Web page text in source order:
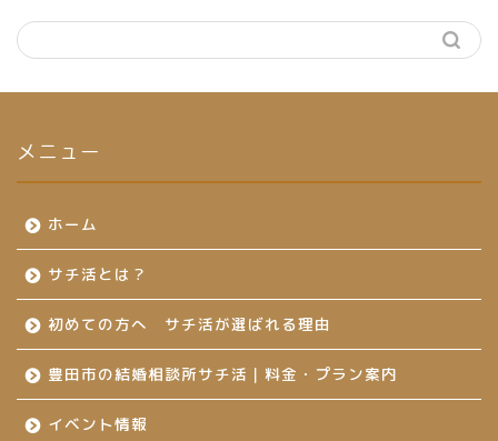
メニュー
ホーム
サチ活とは？
初めての方へ サチ活が選ばれる理由
豊田市の結婚相談所サチ活｜料金・プラン案内
イベント情報